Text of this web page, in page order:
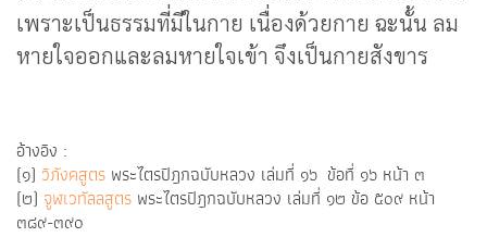
เพราะเป็นธรรมที่มีในกาย เนื่องด้วยกาย ฉะนั้น ลม
หายใจออกและลมหายใจเข้า จึงเป็นกายสังขาร
อ้างอิง :
(๑) วิภังคสูตร พระไตรปิฎกฉบับหลวง เล่มที่ ๑๖ ข้อที่ ๑๖ หน้า ๓
(๒) จูฬเวทัลลสูตร พระไตรปิฎกฉบับหลวง เล่มที่ ๑๒ ข้อ ๕๐๙ หน้า
๓๘๙-๓๙๐